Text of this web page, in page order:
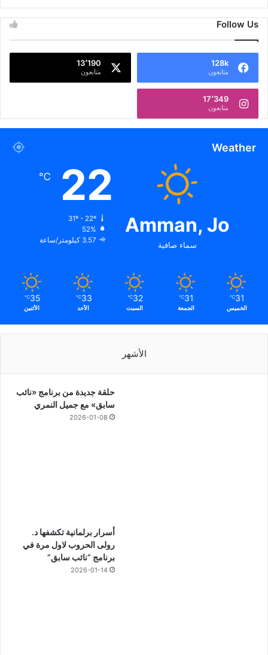
Follow Us
128k
متابعون
13٬190
متابعون
17٬349
متابعون
Weather
Amman, Jo
سماء صافية
22
℃
31º - 22º
52%
3.57 كيلومتر/ساعة
31
℃
الخميس
31
℃
الجمعة
32
℃
السبت
33
℃
الأحد
35
℃
الأثنين
الأشهر
حلقة جديدة من برنامج «نائب
سابق» مع جميل النمري
2026-01-08
أسرار برلمانية تكشفها د.
رولى الحروب لاول مرة في
برنامج “نائب سابق”
2026-01-14